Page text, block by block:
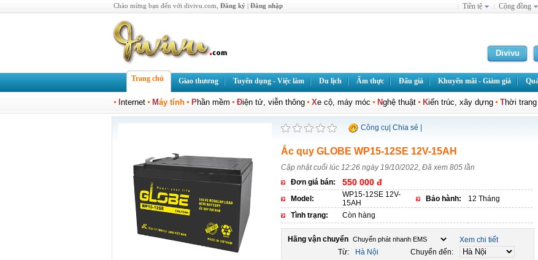
Chào mừng bạn đến với divivu.com, Đăng ký | Đăng nhập Tiền tệ Cộng đồng
Divivu
Trang chủ Giao thương Tuyển dụng - Việc làm Du lịch Ẩm thực Đấu giá Khuyến mãi - Giảm giá
nternet Máy tính Phần mềm Điện tử, viễn thông Xe cộ, máy móc Nghệ thuật Kiến trúc, xây dựng Thời trang
Chia sẻ
Công cụ
Ắc quy GLOBE WP15-12SE 12V-15AH
Cập nhật cuối lúc 12:26 ngày 19/10/2022, Đã xem 805 lần
Đơn giá bán:
550 000 đ
Model:
WP15-12SE 12V-
15AH
Bảo hành:
12 Tháng
Tình trạng:
Còn hàng
Hãng vận chuyển
Xem chi tiết
Từ:
Hà Nội
Chuyển đến: